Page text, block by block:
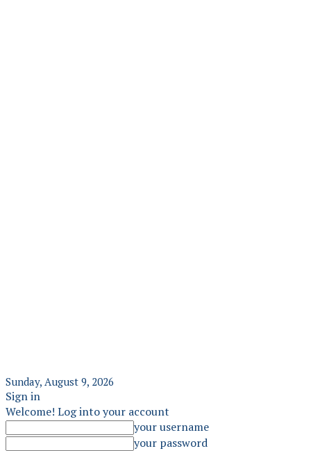
Sunday, August 9, 2026
Sign in
Welcome! Log into your account
your username
your password